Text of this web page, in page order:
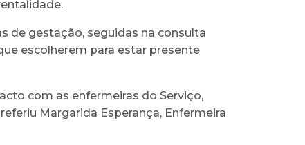
de gestação, seguidas na consulta
escolherem para estar presente
com as enfermeiras do Serviço,
Margarida Esperança, Enfermeira